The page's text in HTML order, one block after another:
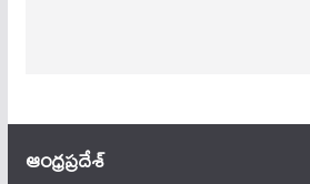
ఆంధ్ర‌ప్ర‌దేశ్